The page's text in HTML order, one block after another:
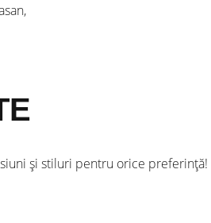
și stiluri pentru orice preferință!